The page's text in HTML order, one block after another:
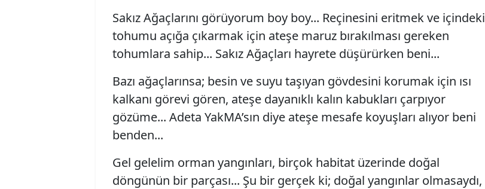
Sakız Ağaçlarını görüyorum boy boy... Reçinesini eritmek ve içindeki
tohumu açığa çıkarmak için ateşe maruz bırakılması gereken
tohumlara sahip... Sakız Ağaçları hayrete düşürürken beni...
Bazı ağaçlarınsa; besin ve suyu taşıyan gövdesini korumak için ısı
kalkanı görevi gören, ateşe dayanıklı kalın kabukları çarpıyor
gözüme... Adeta YakMA’sın diye ateşe mesafe koyuşları alıyor beni
benden...
Gel gelelim orman yangınları, birçok habitat üzerinde doğal
döngünün bir parçası... Şu bir gerçek ki; doğal yangınlar olmasaydı,